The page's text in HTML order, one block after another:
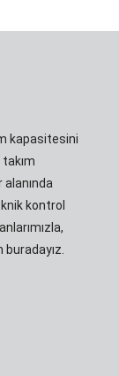
kapasitesini
kontrol